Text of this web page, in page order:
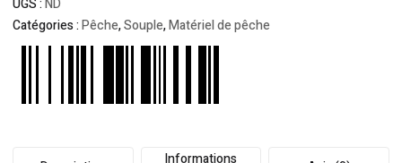
UGS :ND
Catégories :Pêche,Souple,Matériel de pêche
Informations